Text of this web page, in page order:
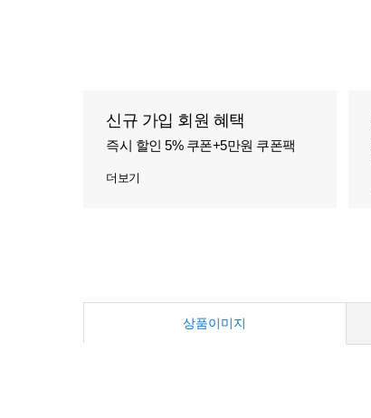
신규 가입 회원 혜택
즉시 할인 5% 쿠폰+5만원 쿠폰팩
더보기
상품이미지